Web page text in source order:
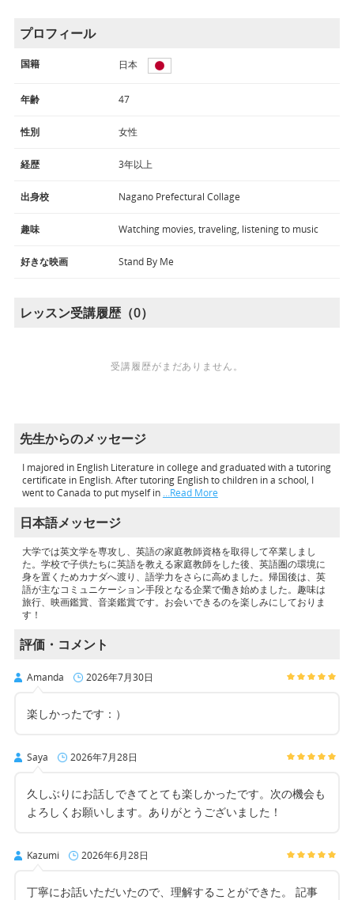
プロフィール
国籍 日本
年齢 47
性別 女性
経歴 3年以上
出身校 Nagano Prefectural Collage
趣味 Watching movies, traveling, listening to music
好きな映画 Stand By Me
レッスン受講履歴（0）
受講履歴がまだありません。
先生からのメッセージ
I majored in English Literature in college and graduated with a tutoring
certificate in English. After tutoring English to children in a school, I
went to Canada to put myself in …Read More
日本語メッセージ
大学では英文学を専攻し、英語の家庭教師資格を取得して卒業しまし
た。学校で子供たちに英語を教える家庭教師をした後、英語圏の環境に
身を置くためカナダへ渡り、語学力をさらに高めました。帰国後は、英
語が主なコミュニケーション手段となる企業で働き始めました。趣味は
旅行、映画鑑賞、音楽鑑賞です。お会いできるのを楽しみにしておりま
す！
評価・コメント
Amanda 2026年7月30日
楽しかったです：）
Saya 2026年7月28日
久しぶりにお話しできてとても楽しかったです。次の機会も
よろしくお願いします。ありがとうございました！
Kazumi 2026年6月28日
丁寧にお話いただいたので、理解することができた。 記事